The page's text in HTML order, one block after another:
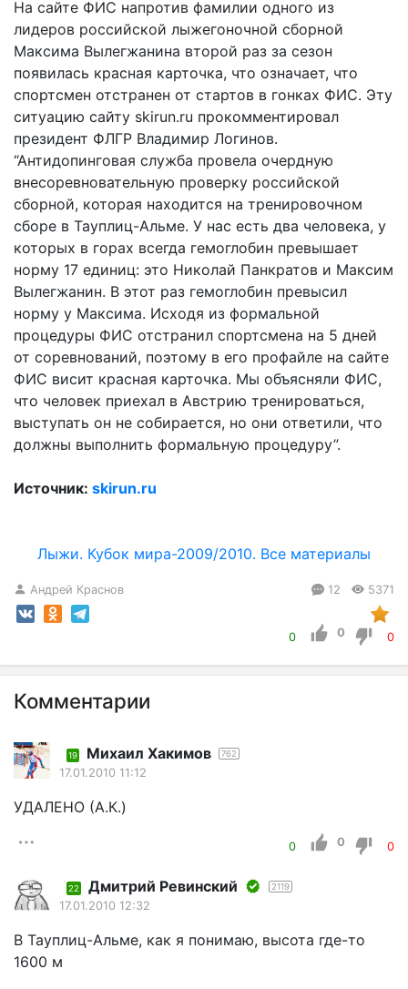
На сайте ФИС напротив фамилии одного из
лидеров российской лыжегоночной сборной
Максима Вылегжанина второй раз за сезон
появилась красная карточка, что означает, что
спортсмен отстранен от стартов в гонках ФИС. Эту
ситуацию сайту skirun.ru прокомментировал
президент ФЛГР Владимир Логинов.
“Антидопинговая служба провела очердную
внесоревновательную проверку российской
сборной, которая находится на тренировочном
сборе в Тауплиц-Альме. У нас есть два человека, у
которых в горах всегда гемоглобин превышает
норму 17 единиц: это Николай Панкратов и Максим
Вылегжанин. В этот раз гемоглобин превысил
норму у Максима. Исходя из формальной
процедуры ФИС отстранил спортсмена на 5 дней
от соревнований, поэтому в его профайле на сайте
ФИС висит красная карточка. Мы объясняли ФИС,
что человек приехал в Австрию тренироваться,
выступать он не собирается, но они ответили, что
должны выполнить формальную процедуру”.
Источник: skirun.ru
Лыжи. Кубок мира-2009/2010. Все материалы
Андрей Краснов 12 5371
0 0 0
Комментарии
19 Михаил Хакимов 762
17.01.2010 11:12
УДАЛЕНО (А.К.)
0 0 0
22 Дмитрий Ревинский 2119
17.01.2010 12:32
В Тауплиц-Альме, как я понимаю, высота где-то
1600 м